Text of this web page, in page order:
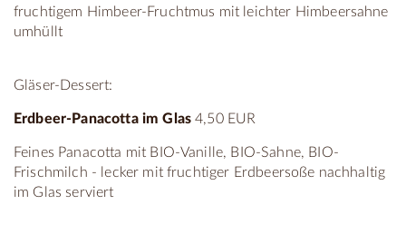
fruchtigem Himbeer-Fruchtmus mit leichter Himbeersahne
umhüllt
Gläser-Dessert:
Erdbeer-Panacotta im Glas 4,50 EUR
Feines Panacotta mit BIO-Vanille, BIO-Sahne, BIO-
Frischmilch - lecker mit fruchtiger Erdbeersoße nachhaltig
im Glas serviert